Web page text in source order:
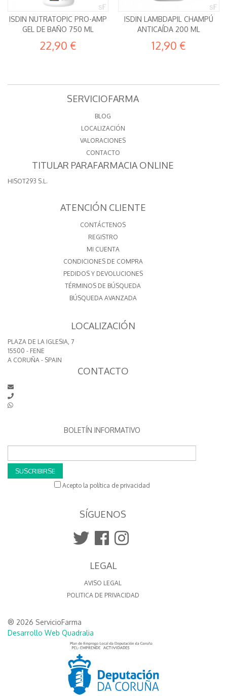
ISDIN NUTRATOPIC PRO-AMP
GEL DE BAÑO 750 ML
22,90 €
ISDIN LAMBDAPIL CHAMPÚ
ANTICAÍDA 200 ML
12,90 €
SERVICIOFARMA
BLOG
LOCALIZACIÓN
VALORACIONES
CONTACTO
TITULAR PARAFARMACIA ONLINE
HISOT293 S.L.
ATENCIÓN CLIENTE
CONTÁCTENOS
REGISTRO
MI CUENTA
CONDICIONES DE COMPRA
PEDIDOS Y DEVOLUCIONES
TÉRMINOS DE BÚSQUEDA
BÚSQUEDA AVANZADA
LOCALIZACIÓN
PLAZA DE LA IGLESIA, 7
15500 - FENE
A CORUÑA - SPAIN
CONTACTO
BOLETÍN INFORMATIVO
SUSCRIBIRSE
Acepto la política de privacidad
SÍGUENOS
LEGAL
AVISO LEGAL
POLITICA DE PRIVACIDAD
® 2026 ServicioFarma
Desarrollo Web Quadralia